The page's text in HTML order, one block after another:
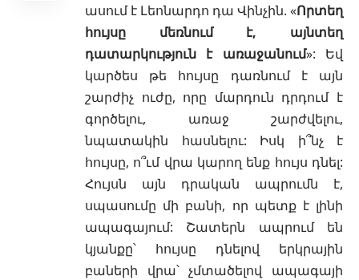
ասում է Լեոնարդո դա Վինչին. «Որտեղ
հույսը մեռնում է, այնտեղ
դատարկություն է առաջանում»: Եվ
կարծես թե հույսը դառնում է այն
շարժիչ ուժը, որը մարդուն դրդում է
գործելու, առաջ շարժվելու,
նպատակին հասնելու: Իսկ ի՞նչ է
հույսը, ո՞ւմ վրա կարող ենք հույս դնել:
Հույսն այն դրական ապրումն է,
սպասումը մի բանի, որ պետք է լինի
ապագայում: Շատերն ապրում են
կյանքը՝ հույսը դնելով երկրային
բաների վրա՝ չմտածելով ապագայի